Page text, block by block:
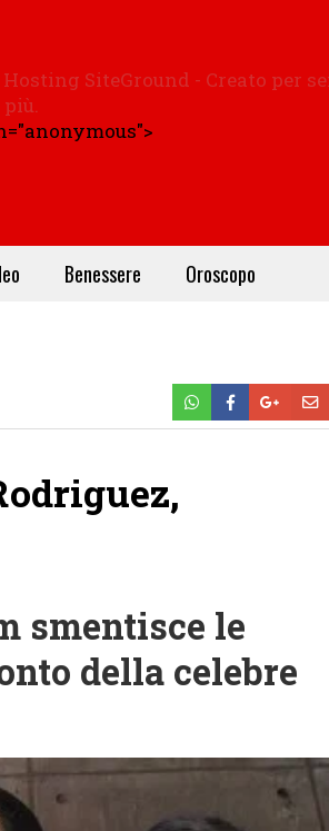
Benessere Oroscopo
smentisce le
della celebre